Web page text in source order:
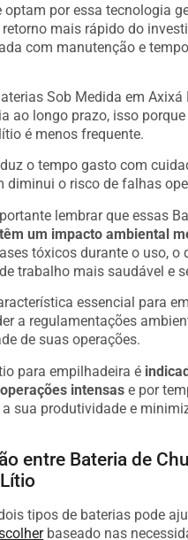
optam por essa tecnologia
mais rápido do
com manutenção e
Sob Medida em
ao longo prazo, isso
é menos frequente.
o tempo gasto com
diminui o risco de falhas
lembrar que essas
têm um impacto ambiental
tóxicos durante o uso, o
trabalho mais saudável e
essencial para
a regulamentações
de suas operações.
para empilhadeira é
intensas e por
sua produtividade e
entre Bateria de
tipos de baterias pode
baseado nas